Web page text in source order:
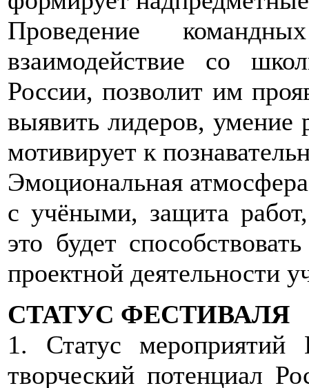
Проведение
взаимодействие со
России, позволит им
выявить лидеров, умение
мотивирует к
Эмоциональная
с учёными, защита
это будет
проектной деятельности
СТАТУС ФЕСТИВАЛЯ
1. Статус мероприятий
творческий потенциал